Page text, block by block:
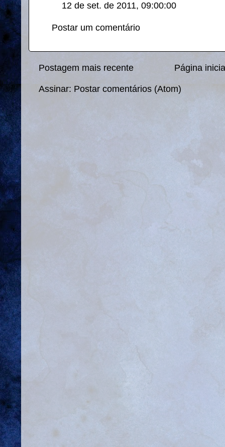
12 de set. de 2011, 09:00:00
Postar um comentário
Postagem mais recente Página
Assinar: Postar comentários (Atom)